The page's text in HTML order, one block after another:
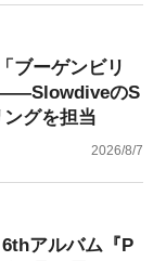
ブーゲンビリ
——SlowdiveのS
グを担当
2026/8/7
アルバム『P